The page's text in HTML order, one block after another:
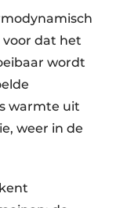
voor dat het
wordt
warmte uit
weer in de